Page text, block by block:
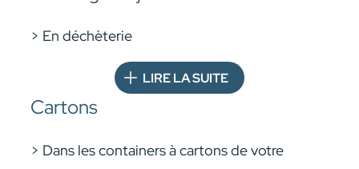
> En déchèterie
LIRE LA SUITE
Cartons
> Dans les containers à cartons de votre